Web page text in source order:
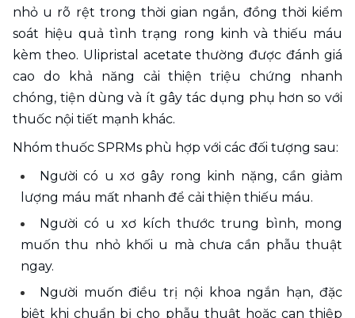
nhỏ u rõ rệt trong thời gian ngắn, đồng thời kiểm
soát hiệu quả tình trạng rong kinh và thiếu máu
kèm theo. Ulipristal acetate thường được đánh giá
cao do khả năng cải thiện triệu chứng nhanh
chóng, tiện dùng và ít gây tác dụng phụ hơn so với
thuốc nội tiết mạnh khác.
Nhóm thuốc SPRMs phù hợp với các đối tượng sau:
Người có u xơ gây rong kinh nặng, cần giảm
lượng máu mất nhanh để cải thiện thiếu máu.
Người có u xơ kích thước trung bình, mong
muốn thu nhỏ khối u mà chưa cần phẫu thuật
ngay.
Người muốn điều trị nội khoa ngắn hạn, đặc
biệt khi chuẩn bị cho phẫu thuật hoặc can thiệp